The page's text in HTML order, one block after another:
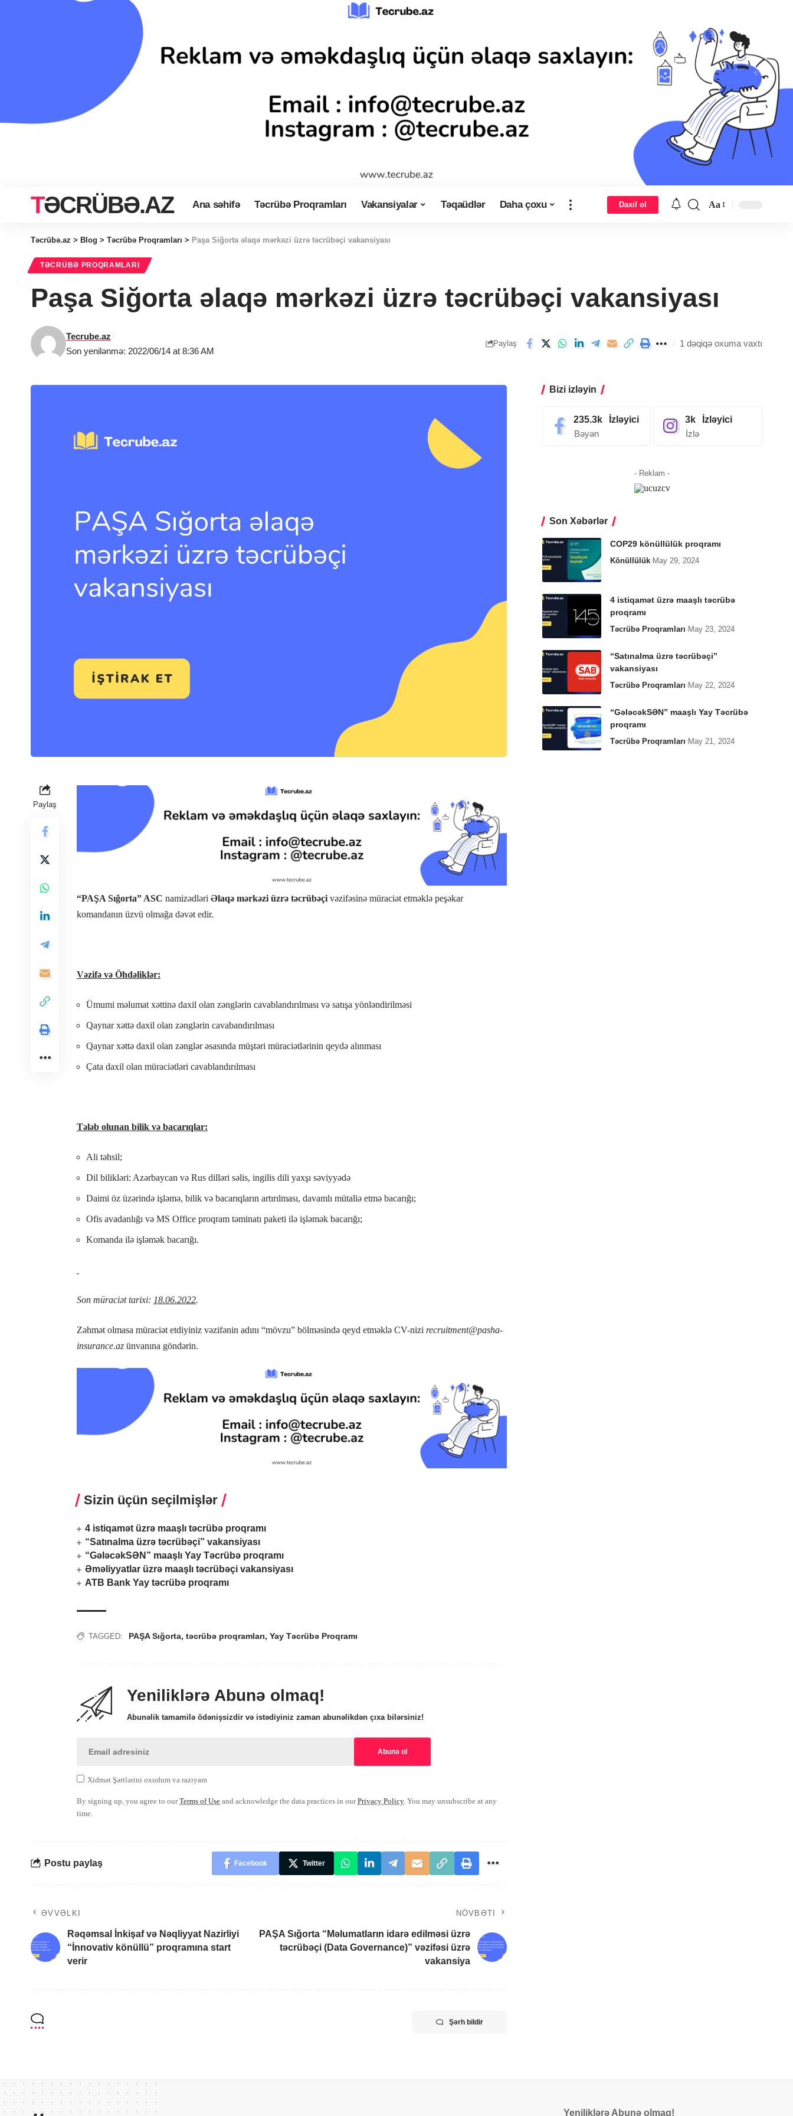
TƏCRÜBƏ.AZ Ana səhifə Təcrübə Proqramları Vakansiyalar Təqaüdlər Daha çoxu Daxil ol Aa
Təcrübə.az > Blog > Təcrübə Proqramları > Paşa Siğorta əlaqə mərkəzi üzrə təcrübəçi vakansiyası
TƏCRÜBƏ PROQRAMLARI
Paşa Siğorta əlaqə mərkəzi üzrə təcrübəçi vakansiyası
Son yenilənmə: 2022/06/14 at 8:36 AM
Tecrube.az
Paylaş 1 dəqiqə oxuma vaxtı
Paylaş
“PAŞA Sığorta” ASC namizədləri Əlaqə mərkəzi üzrə təcrübəçi vəzifəsinə müraciət etməklə peşəkar
komandanın üzvü olmağa dəvət edir.
Vəzifə və Öhdəliklər:
Ümumi məlumat xəttinə daxil olan zənglərin cavablandırılması və satışa yönləndirilməsi
Qaynar xəttə daxil olan zənglərin cavabandırılması
Qaynar xəttə daxil olan zənglər əsasında müştəri müraciətlərinin qeydə alınması
Çata daxil olan müraciətləri cavablandırılması
Tələb olunan bilik və bacarıqlar:
Ali təhsil;
Dil bilikləri: Azərbaycan və Rus dilləri səlis, ingilis dili yaxşı səviyyədə
Daimi öz üzərində işləmə, bilik və bacarıqların artırılması, davamlı mütaliə etmə bacarığı;
Ofis avadanlığı və MS Office proqram təminatı paketi ilə işləmək bacarığı;
Komanda ilə işləmək bacarığı.
Son müraciət tarixi: 18.06.2022.
Zəhmət olmasa müraciət etdiyiniz vəzifənin adını “mövzu” bölməsində qeyd etməklə CV-nizi recruitment@pasha-
insurance.az ünvanına göndərin.
Sizin üçün seçilmişlər
4 istiqamət üzrə maaşlı təcrübə proqramı
“Satınalma üzrə təcrübəçi” vakansiyası
“GələcəkSƏN” maaşlı Yay Təcrübə proqramı
Əməliyyatlar üzrə maaşlı təcrübəçi vakansiyası
ATB Bank Yay təcrübə proqramı
TAGGED: PAŞA Sığorta, təcrübə proqramları, Yay Təcrübə Proqramı
Yeniliklərə Abunə olmaq!
Abunəlik tamamilə ödənişsizdir və istədiyiniz zaman abunəlikdən çıxa bilərsiniz!
Xidmət Şərtlərini oxudum və razıyam
By signing up, you agree to ourTerms of Use and acknowledge the data practices in ourPrivacy Policy. You may unsubscribe at any
time.
Postu paylaş Facebook Twitter
ƏVVƏLKI
Rəqəmsal İnkişaf və Nəqliyyat Nazirliyi
“İnnovativ könüllü” proqramına start
verir
NÖVBƏTI
PAŞA Sığorta “Məlumatların idarə edilməsi üzrə
təcrübəçi (Data Governance)” vəzifəsi üzrə
vakansiya
Şərh bildir
Bizi izləyin
235.3k İzləyici
Bəyən
3k İzləyici
İzlə
- Reklam -
Son Xəbərlər
COP29 könüllülük proqramı
Könüllülük May 29, 2024
4 istiqamət üzrə maaşlı təcrübə
proqramı
Təcrübə Proqramları May 23, 2024
“Satınalma üzrə təcrübəçi”
vakansiyası
Təcrübə Proqramları May 22, 2024
“GələcəkSƏN” maaşlı Yay Təcrübə
proqramı
Təcrübə Proqramları May 21, 2024
Yeniliklərə Abunə olmaq!